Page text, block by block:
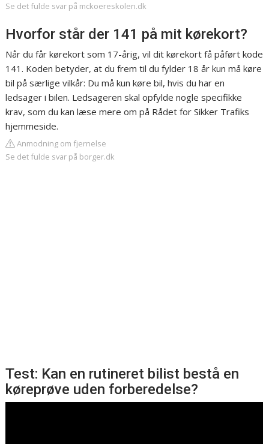
Se det fulde svar på mckoereskolen.dk
Hvorfor står der 141 på mit kørekort?
Når du får kørekort som 17-årig, vil dit kørekort få påført kode
141. Koden betyder, at du frem til du fylder 18 år kun må køre
bil på særlige vilkår: Du må kun køre bil, hvis du har en
ledsager i bilen. Ledsageren skal opfylde nogle specifikke
krav, som du kan læse mere om på Rådet for Sikker Trafiks
hjemmeside.
Anmodning om fjernelse
Se det fulde svar på borger.dk
Test: Kan en rutineret bilist bestå en
køreprøve uden forberedelse?